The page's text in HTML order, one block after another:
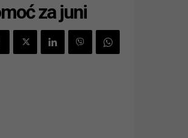
za juni